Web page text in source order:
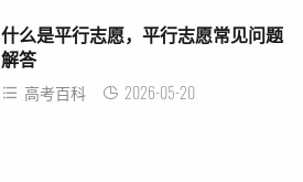
什么是平行志愿，平行志愿常见问题
解答
高考百科 2026-05-20